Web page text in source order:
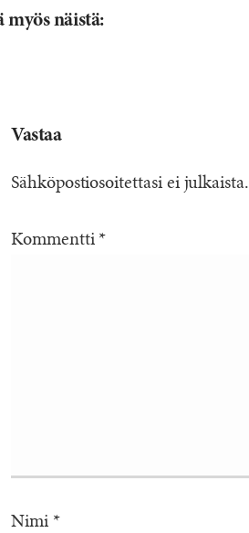
myös näistä:
Vastaa
Sähköpostiosoitettasi ei julkaista.
Kommentti *
Nimi *